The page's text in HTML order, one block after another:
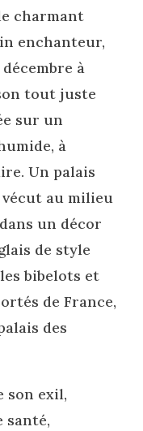
charmant
enchanteur,
à
tout juste
sur un
à
Un palais
au milieu
un décor
de style
bibelots et
de France,
des
son exil,
santé,